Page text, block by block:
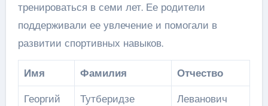
тренироваться в семи лет. Ее родители
поддерживали ее увлечение и помогали в
развитии спортивных навыков.
Имя Фамилия
Отчество
Георгий
Тутберидзе
Леванович